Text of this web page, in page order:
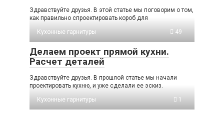
Здравствуйте друзья. В этой статье мы поговорим о том,
как правильно спроектировать короб для
Кухонные гарнитуры
49
Делаем проект прямой кухни.
Расчет деталей
Здравствуйте друзья. В прошлой статье мы начали
проектировать кухню, и уже сделали ее эскиз.
Кухонные гарнитуры
1